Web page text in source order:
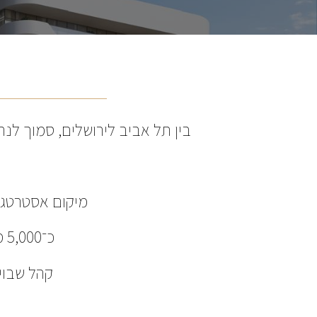
בין תל אביב לירושלים, סמוך
מיקום
כ־5,000 מ”ר מסחר – חנויות, מסעדות, בתי קפה, משרדים ומתחמי פנאי.
קהל שבוי – מעל 20,000 תושבים